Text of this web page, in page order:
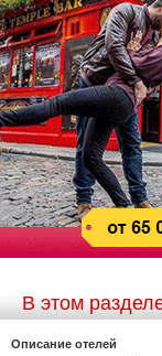
В этом
Описание отелей